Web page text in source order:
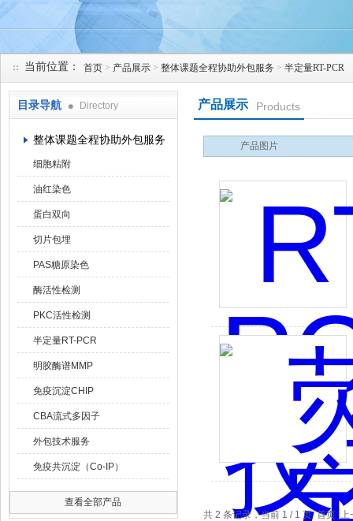
当前位置： 首页 > 产品展示 > 整体课题全程协助外包服务 > 半定量RT-PCR
目录导航 Directory
整体课题全程协助外包服务
细胞粘附
油红染色
蛋白双向
切片包埋
PAS糖原染色
酶活性检测
PKC活性检测
半定量RT-PCR
明胶酶谱MMP
免疫沉淀CHIP
CBA流式多因子
外包技术服务
免疫共沉淀（Co-IP）
查看全部产品
产品展示 Products
产品图片
共 2 条记录，当前 1 / 1 页 首页